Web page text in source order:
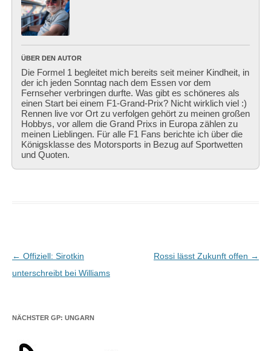
ÜBER DEN AUTOR
Die Formel 1 begleitet mich bereits seit meiner Kindheit, in
der ich jeden Sonntag nach dem Essen vor dem
Fernseher verbringen durfte. Was gibt es schöneres als
einen Start bei einem F1-Grand-Prix? Nicht wirklich viel :)
Rennen live vor Ort zu verfolgen gehört zu meinen großen
Hobbys, vor allem die Grand Prixs in Europa zählen zu
meinen Lieblingen. Für alle F1 Fans berichte ich über die
Königsklasse des Motorsports in Bezug auf Sportwetten
und Quoten.
Beitragsnavigation
← Offiziell: Sirotkin
unterschreibt bei Williams
Rossi lässt Zukunft offen →
NÄCHSTER GP: UNGARN